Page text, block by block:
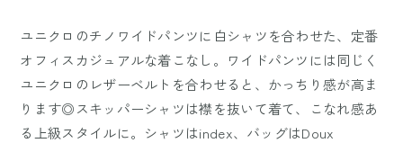
ユニクロのチノワイドパンツに白シャツを合わせた、定番
オフィスカジュアルな着こなし。ワイドパンツには同じく
ユニクロのレザーベルトを合わせると、かっちり感が高ま
ります◎スキッパーシャツは襟を抜いて着て、こなれ感あ
る上級スタイルに。シャツはindex、バッグはDoux